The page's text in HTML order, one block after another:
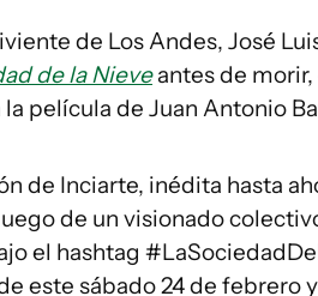
de Los Andes, José
de la Nieveantes de morir,
película de Juan Antonio
de Inciarte, inédita hasta
de un visionado
el hashtag
este sábado 24 de febrero